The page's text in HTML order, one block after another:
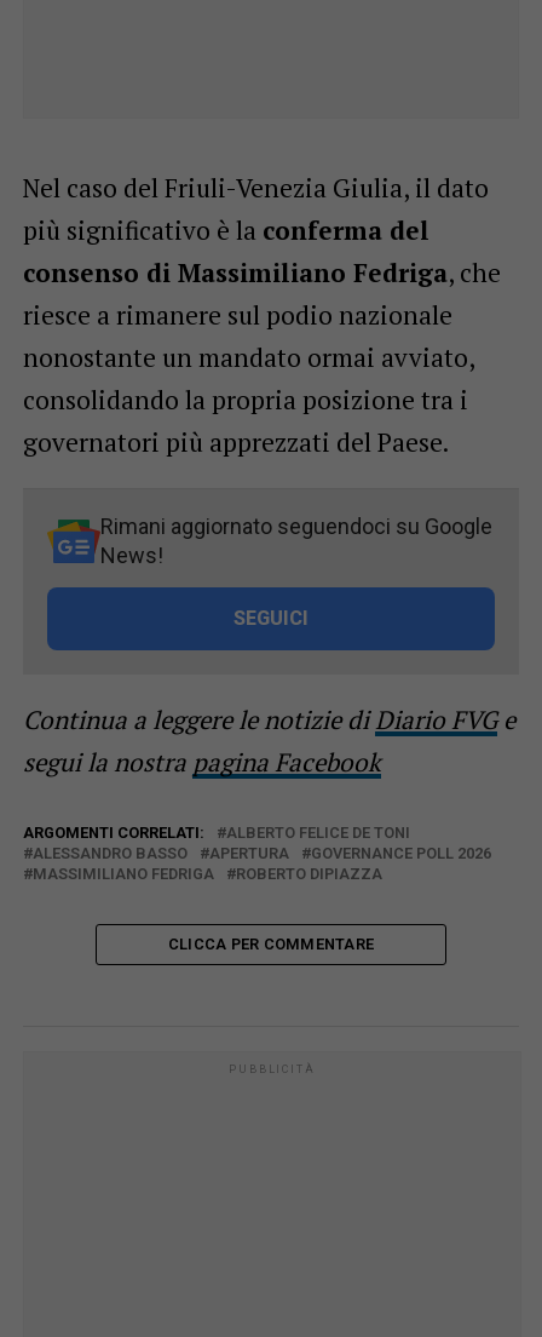
Nel caso del Friuli-Venezia Giulia, il dato
più significativo è la conferma del
consenso di Massimiliano Fedriga, che
riesce a rimanere sul podio nazionale
nonostante un mandato ormai avviato,
consolidando la propria posizione tra i
governatori più apprezzati del Paese.
Rimani aggiornato seguendoci su Google
News!
SEGUICI
Continua a leggere le notizie diDiario FVGe
segui la nostra pagina Facebook
ARGOMENTI CORRELATI:
ALBERTO FELICE DE TONI
ALESSANDRO BASSO
APERTURA
GOVERNANCE POLL 2026
MASSIMILIANO FEDRIGA
ROBERTO DIPIAZZA
CLICCA PER COMMENTARE
PUBBLICITÀ